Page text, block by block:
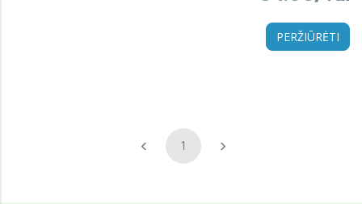
PERŽIŪRĖTI
‹ 1 ›